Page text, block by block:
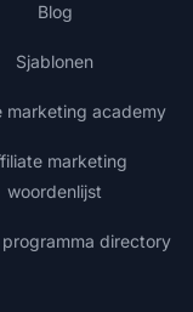
Blog
Sjablonen
marketing academy
marketing
woordenlijst
directory